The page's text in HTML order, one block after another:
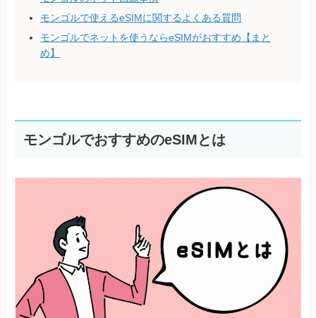
モンゴルで使えるeSIMに関するよくある質問
モンゴルでネットを使うならeSIMがおすすめ【まと
め】
モンゴルでおすすめのeSIMとは